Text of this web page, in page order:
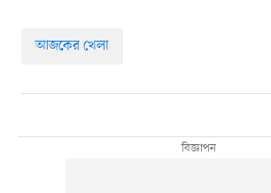
আজকের খেলা